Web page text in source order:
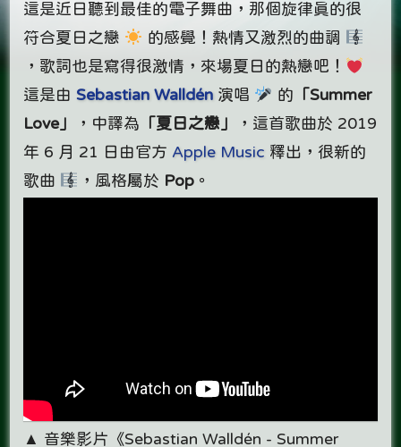
這是近日聽到最佳的電子舞曲，那個旋律真的很
符合夏日之戀
的感覺！熱情又激烈的曲調
，歌詞也是寫得很激情，來場夏日的熱戀吧！
這是由 Sebastian Walldén 演唱 的 「Summer
Love」
，中譯為 「夏日之戀」
，這首歌曲於 2019
年 6 月 21 日由官方 Apple Music 釋出，很新的
歌曲
，風格屬於 Pop。
▲ 音樂影片《Sebastian Walldén - Summer